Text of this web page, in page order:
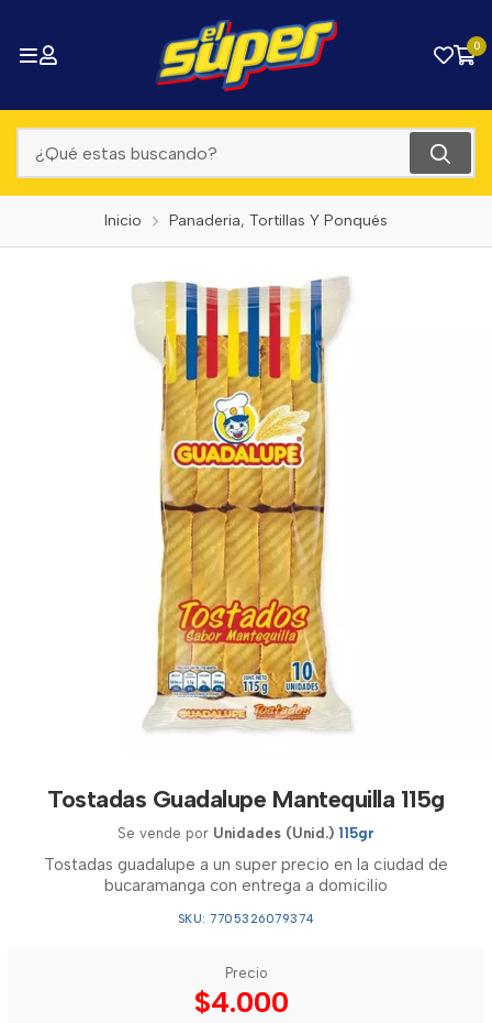
0
Inicio Panaderia, Tortillas Y Ponqués
Tostadas Guadalupe Mantequilla 115g
Se vende por Unidades (Unid.) 115gr
Tostadas guadalupe a un super precio en la ciudad de
bucaramanga con entrega a domicilio
SKU: 7705326079374
Precio
$4.000